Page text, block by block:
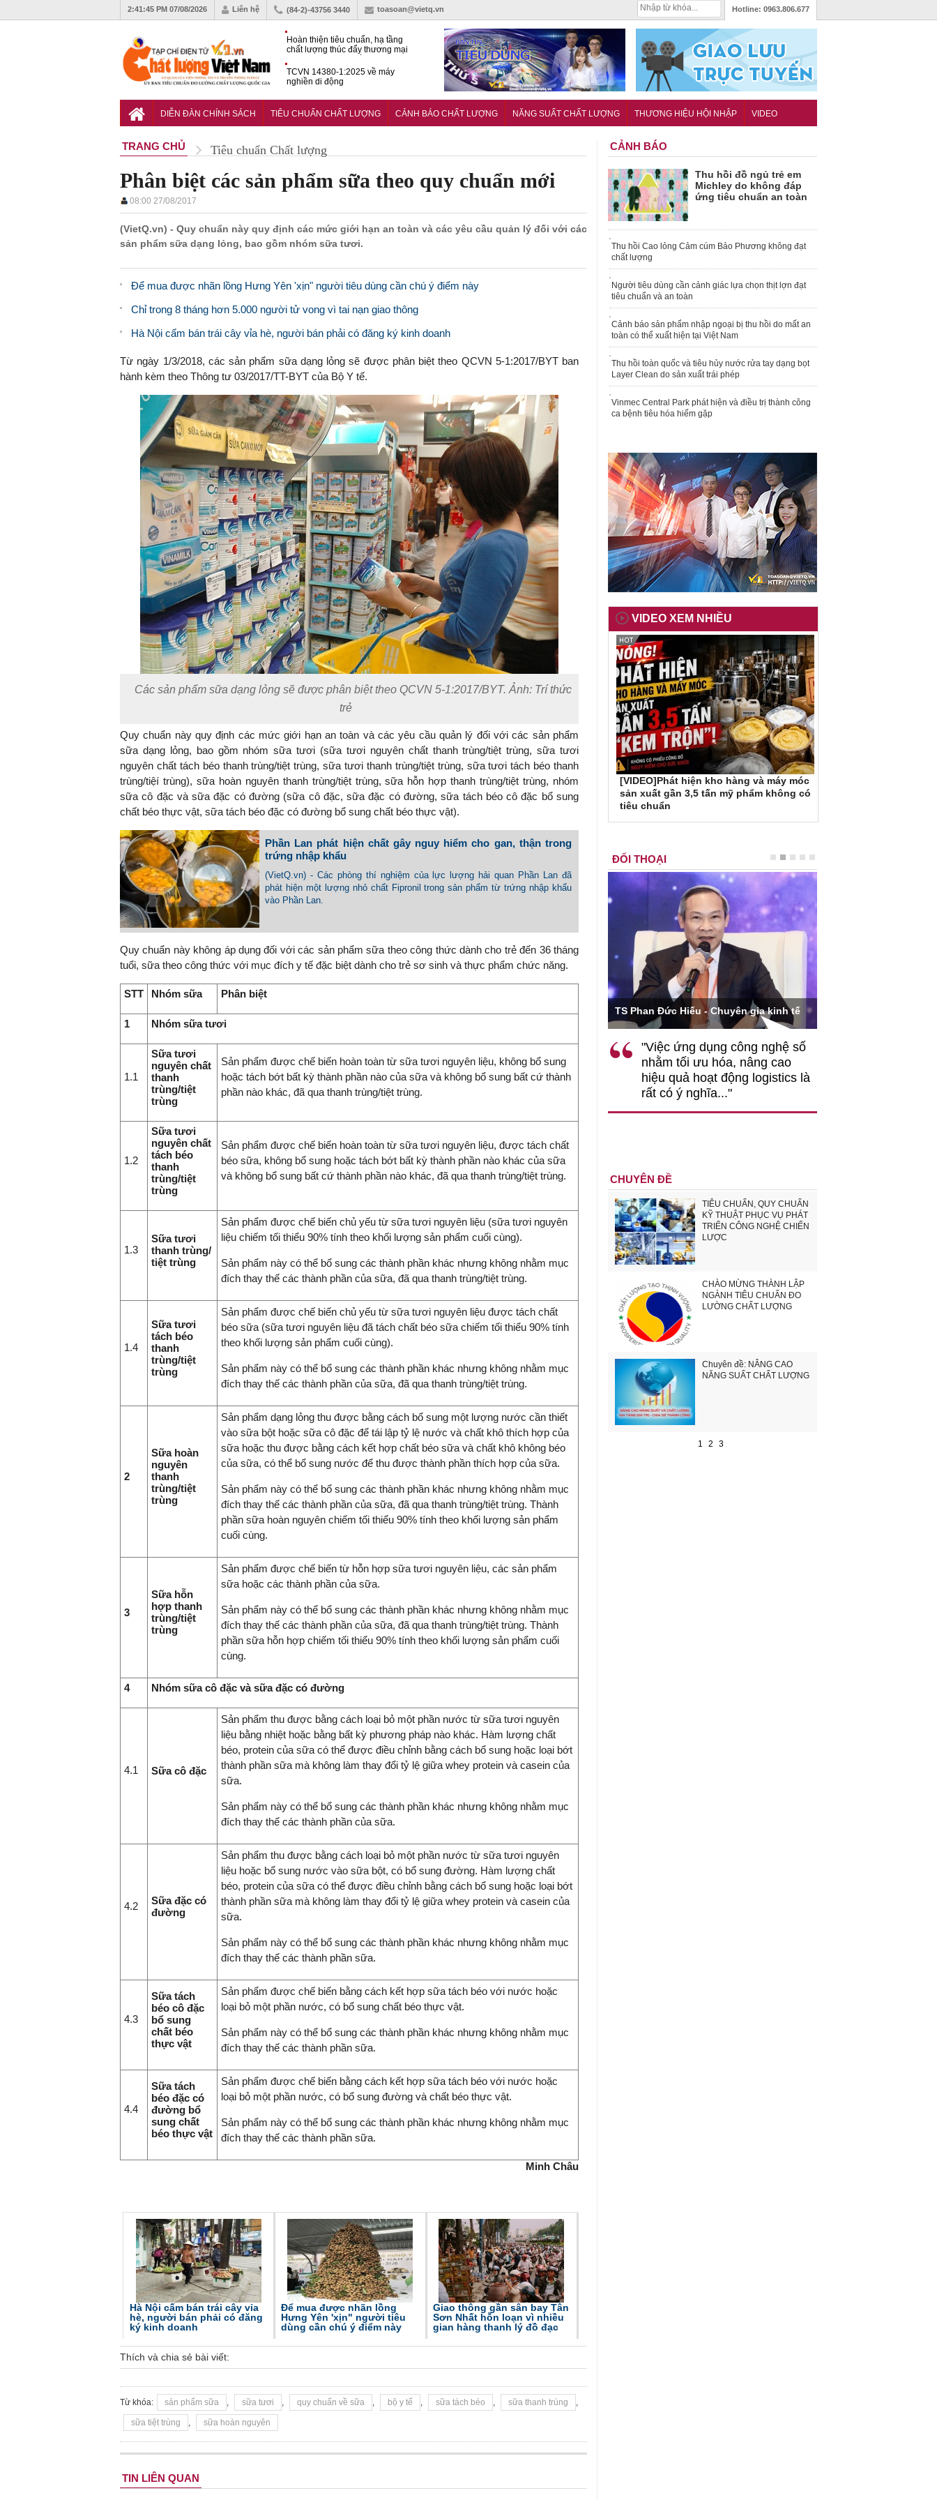
2:41:46 PM 07/08/2026 Liên hệ (84-2)-43756 3440 toasoan@vietq.vn Hotline: 0963.806.677
Hoàn thiện tiêu chuẩn, hạ tầng
chất lượng thúc đẩy thương mại
TCVN 14380-1:2025 về máy
nghiền di động
muốn mở rộng thị trường tại Việt
DIỄN ĐÀN CHÍNH SÁCH TIÊU CHUẨN CHẤT LƯỢNG CẢNH BÁO CHẤT LƯỢNG NĂNG SUẤT CHẤT LƯỢNG THƯƠNG HIỆU HỘI NHẬP VIDEO
TRANG CHỦ Tiêu chuẩn Chất lượng
Phân biệt các sản phẩm sữa theo quy chuẩn mới
08:00 27/08/2017
(VietQ.vn) - Quy chuẩn này quy định các mức giới hạn an toàn và các yêu cầu quản lý đối với các
sản phẩm sữa dạng lỏng, bao gồm nhóm sữa tươi.
Để mua được nhãn lồng Hưng Yên 'xịn" người tiêu dùng cần chú ý điểm này
Chỉ trong 8 tháng hơn 5.000 người tử vong vì tai nạn giao thông
Hà Nội cấm bán trái cây vỉa hè, người bán phải có đăng ký kinh doanh
Từ ngày 1/3/2018, các sản phẩm sữa dạng lỏng sẽ được phân biệt theo QCVN 5-1:2017/BYT ban
hành kèm theo Thông tư 03/2017/TT-BYT của Bộ Y tế.
Các sản phẩm sữa dạng lỏng sẽ được phân biệt theo QCVN 5-1:2017/BYT. Ảnh: Trí thức
trẻ
Quy chuẩn này quy định các mức giới hạn an toàn và các yêu cầu quản lý đối với các sản phẩm
sữa dạng lỏng, bao gồm nhóm sữa tươi (sữa tươi nguyên chất thanh trùng/tiệt trùng, sữa tươi
nguyên chất tách béo thanh trùng/tiệt trùng, sữa tươi thanh trùng/tiệt trùng, sữa tươi tách béo thanh
trùng/tiệí trùng), sữa hoàn nguyên thanh trùng/tiệt trùng, sữa hỗn hợp thanh trùng/tiệt trùng, nhóm
sữa cô đặc và sữa đặc có đường (sữa cô đặc, sữa đặc có đường, sữa tách béo cô đặc bổ sung
chất béo thực vật, sữa tách béo đặc có đường bổ sung chất béo thực vật).
Phần Lan phát hiện chất gây nguy hiểm cho gan, thận trong
trứng nhập khẩu
(VietQ.vn) - Các phòng thí nghiệm của lực lượng hải quan Phần Lan đã
phát hiện một lượng nhỏ chất Fipronil trong sản phẩm từ trứng nhập khẩu
vào Phần Lan.
Quy chuẩn này không áp dụng đối với các sản phẩm sữa theo công thức dành cho trẻ đến 36 tháng
tuổi, sữa theo công thức với mục đích y tế đặc biệt dành cho trẻ sơ sinh và thực phẩm chức năng.
STT Nhóm sữa Phân biệt
1 Nhóm sữa tươi
1.1
Sữa tươi
nguyên chất
thanh
trùng/tiệt
trùng
Sản phẩm được chế biến hoàn toàn từ sữa tươi nguyên liệu, không bổ sung
hoặc tách bớt bất kỳ thành phần nào của sữa và không bổ sung bất cứ thành
phần nào khác, đã qua thanh trùng/tiệt trùng.
1.2
Sữa tươi
nguyên chất
tách béo
thanh
trùng/tiệt
trùng
Sản phẩm được chế biến hoàn toàn từ sữa tươi nguyên liệu, được tách chất
béo sữa, không bổ sung hoặc tách bớt bất kỳ thành phần nào khác của sữa
và không bổ sung bất cứ thành phần nào khác, đã qua thanh trùng/tiệt trùng.
1.3
Sữa tươi
thanh trùng/
tiệt trùng
Sản phẩm được chế biến chủ yếu từ sữa tươi nguyên liệu (sữa tươi nguyên
liệu chiếm tối thiểu 90% tính theo khối lượng sản phẩm cuối cùng).
Sản phẩm này có thể bổ sung các thành phần khác nhưng không nhằm mục
đích thay thế các thành phần của sữa, đã qua thanh trùng/tiệt trùng.
1.4
Sữa tươi
tách béo
thanh
trùng/tiệt
trùng
Sản phẩm được chế biến chủ yếu từ sữa tươi nguyên liệu được tách chất
béo sữa (sữa tươi nguyên liệu đã tách chất béo sữa chiếm tối thiểu 90% tính
theo khối lượng sản phẩm cuối cùng).
Sản phẩm này có thể bổ sung các thành phần khác nhưng không nhằm mục
đích thay thế các thành phần của sữa, đã qua thanh trùng/tiệt trùng.
2
Sữa hoàn
nguyên
thanh
trùng/tiệt
trùng
Sản phẩm dạng lỏng thu được bằng cách bổ sung một lượng nước cần thiết
vào sữa bột hoặc sữa cô đặc để tái lập tỷ lệ nước và chất khô thích hợp của
sữa hoặc thu được bằng cách kết hợp chất béo sữa và chất khô không béo
của sữa, có thể bổ sung nước để thu được thành phần thích hợp của sữa.
Sản phẩm này có thể bổ sung các thành phần khác nhưng không nhằm mục
đích thay thế các thành phần của sữa, đã qua thanh trùng/tiệt trùng. Thành
phần sữa hoàn nguyên chiếm tối thiểu 90% tính theo khối lượng sản phẩm
cuối cùng.
3
Sữa hỗn
hợp thanh
trùng/tiệt
trùng
Sản phẩm được chế biến từ hỗn hợp sữa tươi nguyên liệu, các sản phẩm
sữa hoặc các thành phần của sữa.
Sản phẩm này có thể bổ sung các thành phần khác nhưng không nhằm mục
đích thay thế các thành phần của sữa, đã qua thanh trùng/tiệt trùng. Thành
phần sữa hỗn hợp chiếm tối thiểu 90% tính theo khối lượng sản phẩm cuối
cùng.
4 Nhóm sữa cô đặc và sữa đặc có đường
4.1 Sữa cô đặc
Sản phẩm thu được bằng cách loại bỏ một phần nước từ sữa tươi nguyên
liệu bằng nhiệt hoặc bằng bất kỳ phương pháp nào khác. Hàm lượng chất
béo, protein của sữa có thể được điều chỉnh bằng cách bổ sung hoặc loại bớt
thành phần sữa mà không làm thay đổi tỷ lệ giữa whey protein và casein của
sữa.
Sản phẩm này có thể bổ sung các thành phần khác nhưng không nhằm mục
đích thay thế các thành phần của sữa.
4.2
Sữa đặc có
đường
Sản phẩm thu được bằng cách loại bỏ một phần nước từ sữa tươi nguyên
liệu hoặc bổ sung nước vào sữa bột, có bổ sung đường. Hàm lượng chất
béo, protein của sữa có thể được điều chỉnh bằng cách bổ sung hoặc loại bớt
thành phần sữa mà không làm thay đổi tỷ lệ giữa whey protein và casein của
sữa.
Sản phẩm này có thể bổ sung các thành phần khác nhưng không nhằm mục
đích thay thế các thành phần sữa.
4.3
Sữa tách
béo cô đặc
bổ sung
chất béo
thực vật
Sản phẩm được chế biến bằng cách kết hợp sữa tách béo với nước hoặc
loại bỏ một phần nước, có bổ sung chất béo thực vật.
Sản phẩm này có thể bổ sung các thành phần khác nhưng không nhằm mục
đích thay thế các thành phần sữa.
4.4
Sữa tách
béo đặc có
đường bổ
sung chất
béo thực vật
Sản phẩm được chế biến bằng cách kết hợp sữa tách béo với nước hoặc
loại bỏ một phần nước, có bổ sung đường và chất béo thực vật.
Sản phẩm này có thể bổ sung các thành phần khác nhưng không nhằm mục
đích thay thế các thành phần sữa.
Minh Châu
Hà Nội cấm bán trái cây vỉa
hè, người bán phải có đăng
ký kinh doanh
Để mua được nhãn lồng
Hưng Yên 'xịn" người tiêu
dùng cần chú ý điểm này
Giao thông gần sân bay Tân
Sơn Nhất hỗn loạn vì nhiều
gian hàng thanh lý đồ đạc
Thích và chia sẻ bài viết:
Từ khóa: sản phẩm sữa , sữa tươi , quy chuẩn về sữa , bộ y tế , sữa tách béo , sữa thanh trùng ,
sữa tiệt trùng , sữa hoàn nguyên
TIN LIÊN QUAN
CẢNH BÁO
Thu hồi đồ ngủ trẻ em
Michley do không đáp
ứng tiêu chuẩn an toàn
Thu hồi Cao lỏng Cảm cúm Bảo Phương không đạt
chất lượng
Người tiêu dùng cần cảnh giác lựa chọn thịt lợn đạt
tiêu chuẩn và an toàn
Cảnh báo sản phẩm nhập ngoại bị thu hồi do mất an
toàn có thể xuất hiện tại Việt Nam
Thu hồi toàn quốc và tiêu hủy nước rửa tay dạng bọt
Layer Clean do sản xuất trái phép
Vinmec Central Park phát hiện và điều trị thành công
ca bệnh tiêu hóa hiếm gặp
VIDEO XEM NHIỀU
[VIDEO]Phát hiện kho hàng và máy móc
sản xuất gần 3,5 tấn mỹ phẩm không có
tiêu chuẩn
ĐỐI THOẠI
TS. Nguyễn Đức Độ - Phó Viện trưởng
"Có rất nhiều việc phải làm
ngay từ bây giờ và trên thực tế
đang được tiến hành như tăng
đầu tư cho khoa học công
khuyến khích đổi mới sáng tạo,
khởi nghiệp..."
Việc sử dụng hiệu quả chính
sách tài khóa không chỉ mang ý
nghĩa hỗ trợ ngắn hạn mà còn
TS Phan Đức Hiếu - Chuyên gia kinh tế
"Việc ứng dụng công nghệ số
nhằm tối ưu hóa, nâng cao
hiệu quả hoạt động logistics là
rất có ý nghĩa..."
CHUYÊN ĐỀ
TIÊU CHUẨN, QUY CHUẨN
KỸ THUẬT PHỤC VỤ PHÁT
TRIỂN CÔNG NGHỆ CHIẾN
LƯỢC
CHÀO MỪNG THÀNH LẬP
NGÀNH TIÊU CHUẨN ĐO
LƯỜNG CHẤT LƯỢNG
Chuyên đề: NÂNG CAO
NĂNG SUẤT CHẤT LƯỢNG
1 2 3